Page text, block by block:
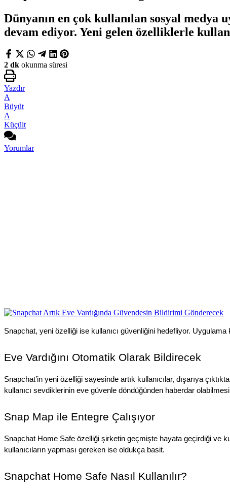
Dünyanın en çok kullanılan sosyal
devam ediyor. Yeni gelen özelliklerle
2 dk okunma süresi
Yazdır
A
Büyüt
A
Küçült
Yorumlar
Snapchat, yeni özelliği ise kullanıcı güvenliğini hedefliyor.
Eve Vardığını Otomatik Olarak Bildirecek
Snapchat’in yeni özelliği sayesinde artık kullanıcılar, dışarıya
kullanıcı sevdiklerinin eve güvenle döndüğünden haberdar
Snap Map ile Entegre Çalışıyor
Snapchat Home Safe özelliği şirketin geçmişte hayata geçirdiği ve
kullanıcıların yapması gereken ise oldukça basit.
Snapchat Home Safe Nasıl Kullanılır?